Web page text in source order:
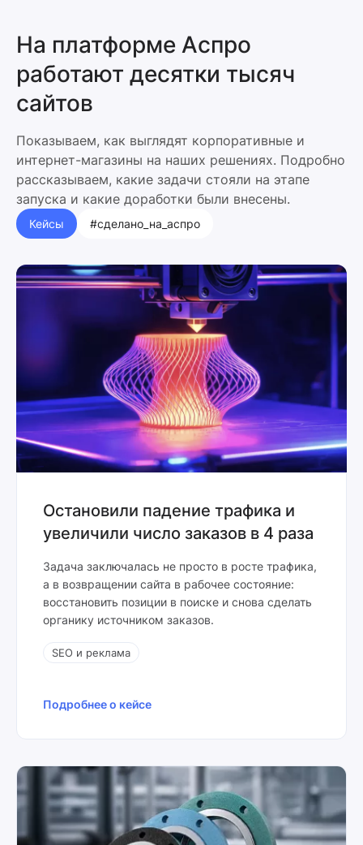
На платформе Аспро
работают десятки тысяч
сайтов
Показываем, как выглядят корпоративные и
интернет-магазины на наших решениях. Подробно
рассказываем, какие задачи стояли на этапе
запуска и какие доработки были внесены.
Кейсы #сделано_на_аспро
Остановили падение трафика и
увеличили число заказов в 4 раза
Задача заключалась не просто в росте трафика,
а в возвращении сайта в рабочее состояние:
восстановить позиции в поиске и снова сделать
органику источником заказов.
SEO и реклама
Подробнее о кейсе